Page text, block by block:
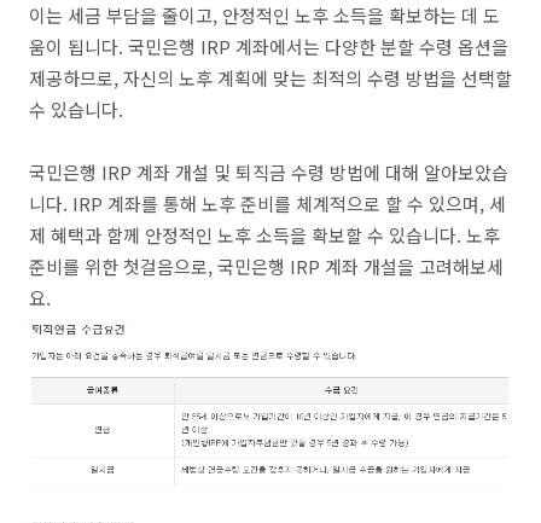
이는 세금 부담을 줄이고, 안정적인 노후 소득을 확보하는 데 도
움이 됩니다. 국민은행 IRP 계좌에서는 다양한 분할 수령 옵션을
제공하므로, 자신의 노후 계획에 맞는 최적의 수령 방법을 선택할
수 있습니다.
국민은행 IRP 계좌 개설 및 퇴직금 수령 방법에 대해 알아보았습
니다. IRP 계좌를 통해 노후 준비를 체계적으로 할 수 있으며, 세
제 혜택과 함께 안정적인 노후 소득을 확보할 수 있습니다. 노후
준비를 위한 첫걸음으로, 국민은행 IRP 계좌 개설을 고려해보세
요.